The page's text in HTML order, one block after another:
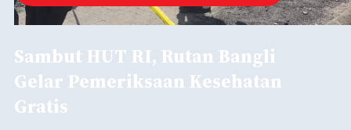
Sambut HUT RI, Rutan Bangli
Gelar Pemeriksaan Kesehatan
Gratis